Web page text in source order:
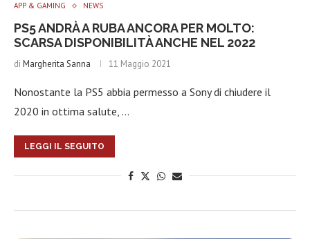
APP & GAMING NEWS
PS5 ANDRÀ A RUBA ANCORA PER MOLTO:
SCARSA DISPONIBILITÀ ANCHE NEL 2022
di Margherita Sanna 11 Maggio 2021
Nonostante la PS5 abbia permesso a Sony di chiudere il
2020 in ottima salute, …
LEGGI IL SEGUITO